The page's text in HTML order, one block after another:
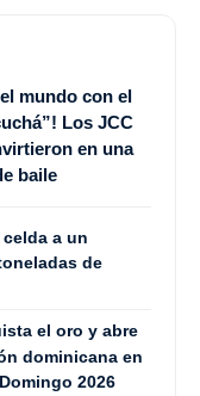
el mundo con el
Los JCC
en una
baile
a un
de
el oro y abre
dominicana en
2026